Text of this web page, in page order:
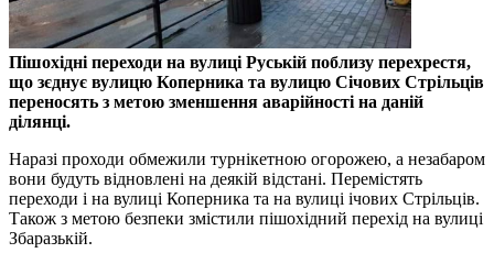
Пішохідні переходи на вулиці Руській поблизу перехрестя,
що зєднує вулицю Коперника та вулицю Січових Стрільців
переносять з метою зменшення аварійності на даній
ділянці.
Наразі проходи обмежили турнікетною огорожею, а незабаром
вони будуть відновлені на деякій відстані. Перемістять
переходи і на вулиці Коперника та на вулиці ічових Стрільців.
Також з метою безпеки змістили пішохідний перехід на вулиці
Збаразькій.